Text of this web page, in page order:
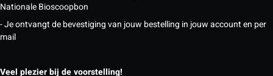
Nationale Bioscoopbon
- Je ontvangt de bevestiging van jouw bestelling in jouw account en per
mail
Veel plezier bij de voorstelling!